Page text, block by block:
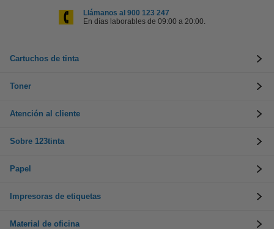
Llámanos al 900 123 247
En días laborables de 09:00 a 20:00.
Cartuchos de tinta
Toner
Atención al cliente
Sobre 123tinta
Papel
Impresoras de etiquetas
Material de oficina